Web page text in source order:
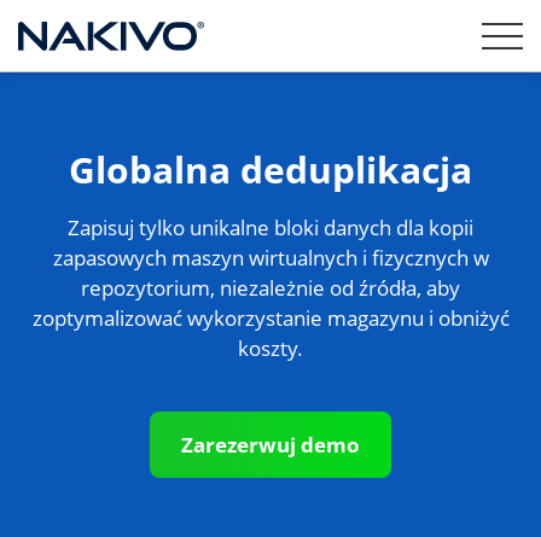
Globalna deduplikacja
Zapisuj tylko unikalne bloki danych dla kopii
zapasowych maszyn wirtualnych i fizycznych w
repozytorium, niezależnie od źródła, aby
zoptymalizować wykorzystanie magazynu i obniżyć
koszty.
Zarezerwuj demo